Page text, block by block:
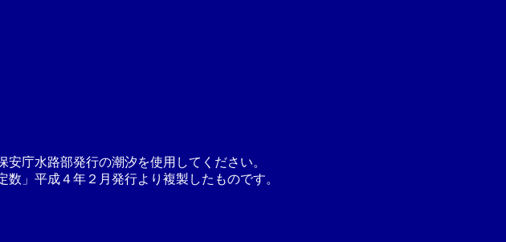
庁水路部発行の潮汐を使用してください。
」平成４年２月発行より複製したものです。